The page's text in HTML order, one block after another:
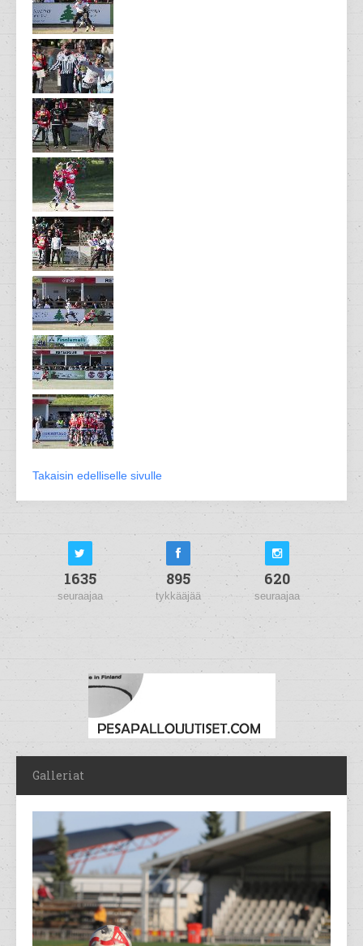
Takaisin edelliselle sivulle
1635
seuraajaa
895
tykkääjää
620
seuraajaa
Galleriat